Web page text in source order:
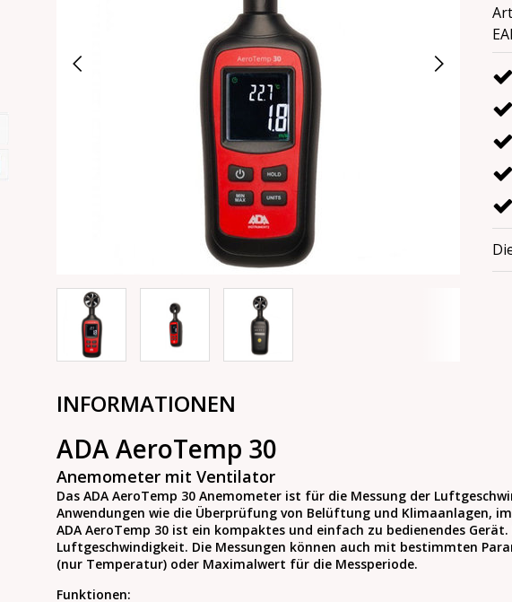
INFORMATIONEN
ADA AeroTemp 30
Anemometer mit Ventilator
Das ADA AeroTemp 30 Anemometer ist für die Messung der
Anwendungen wie die Überprüfung von Belüftung und Klimaanlagen,
ADA AeroTemp 30 ist ein kompaktes und einfach zu bedienendes
Luftgeschwindigkeit. Die Messungen können auch mit bestimmten
(nur Temperatur) oder Maximalwert für die Messperiode.
Funktionen: